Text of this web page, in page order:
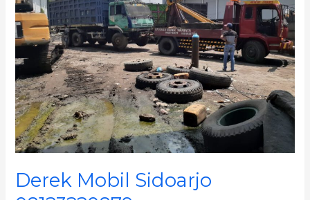
Derek Mobil Sidoarjo
08123220879